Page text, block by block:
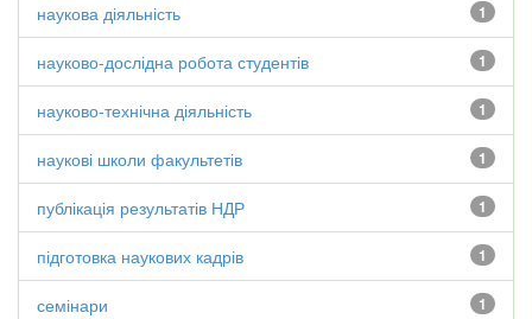
1
наукова діяльність
1
науково-дослідна робота студентів
1
науково-технічна діяльність
1
наукові школи факультетів
1
публікація результатів НДР
1
підготовка наукових кадрів
1
семінари